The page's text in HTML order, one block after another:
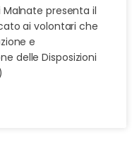
presenta il
ai volontari che
e
delle Disposizioni